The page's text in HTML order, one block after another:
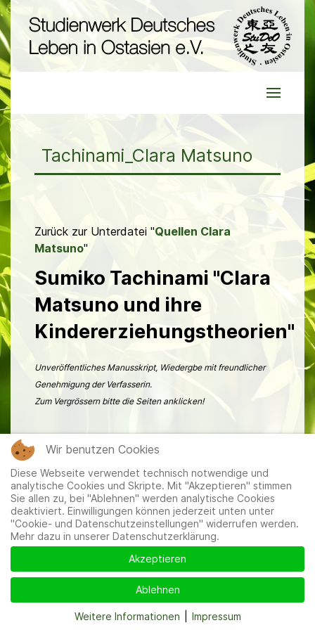
Tachinami_Clara Matsuno
Zurück zur Unterdatei "Quellen Clara
Matsuno"
Sumiko Tachinami "Clara
Matsuno und ihre
Kindererziehungstheorien"
Unveröffentliches Manusskript, Wiedergbe mit freundlicher
Genehmigung der Verfasserin.
Zum Vergrössern bitte die Seiten anklicken!
Mitglieder|Impressum|Datenschutzerklärung |Cookie-
und Datenschutzeinstellungen
Wir benutzen Cookies
Diese Webseite verwendet technisch notwendige und
analytische Cookies und Skripte. Mit "Akzeptieren" stimmen
Sie allen zu, bei "Ablehnen" werden analytische Cookies
deaktiviert. Einwilligungen können jederzeit unten unter
"Cookie- und Datenschutzeinstellungen" widerrufen werden.
Mehr dazu in unserer Datenschutzerklärung.
Akzeptieren
Ablehnen
Weitere Informationen Impressum